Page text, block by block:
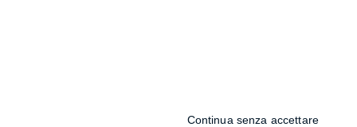
Continua senza accettare